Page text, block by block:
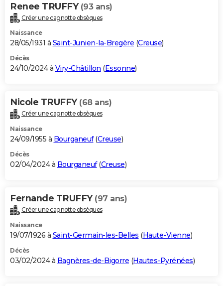
Renee TRUFFY (93 ans)
Créer une cagnotte obsèques
Naissance
28/05/1931 à Saint-Junien-la-Bregère (Creuse)
Décès
24/10/2024 à Viry-Châtillon (Essonne)
Nicole TRUFFY (68 ans)
Créer une cagnotte obsèques
Naissance
24/09/1955 à Bourganeuf(Creuse)
Décès
02/04/2024 à Bourganeuf(Creuse)
Fernande TRUFFY (97 ans)
Créer une cagnotte obsèques
Naissance
19/07/1926 à Saint-Germain-les-Belles (Haute-Vienne)
Décès
03/02/2024 à Bagnères-de-Bigorre (Hautes-Pyrénées)